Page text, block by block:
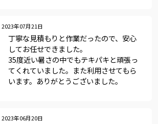
2023年07月21日
丁寧な見積もりと作業だったので、安心
してお任せできました。
35度近い暑さの中でもテキパキと頑張っ
てくれていました。また利用させてもら
います。ありがとうございました。
2023年06月20日